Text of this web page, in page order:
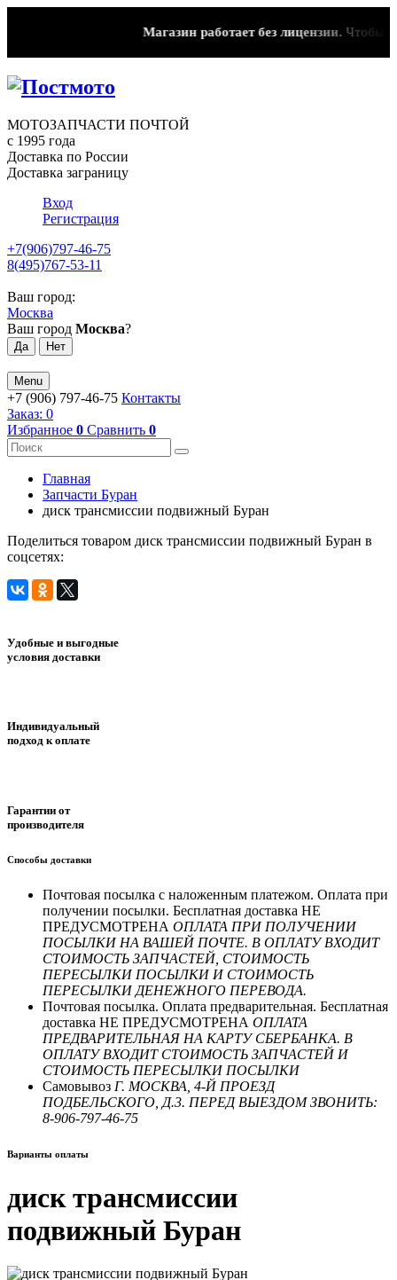
Магазин работает без лицензии.Чтобы
МОТОЗАПЧАСТИ ПОЧТОЙ
с 1995 года
Доставка по России
Доставка заграницу
Вход
Регистрация
+7(906)797-46-75
8(495)767-53-11
Ваш город:
Москва
Ваш город Москва?
Menu
+7 (906) 797-46-75 Контакты
Заказ: 0
Избранное 0 Сравнить 0
Главная
Запчасти Буран
диск трансмиссии подвижный Буран
Поделиться товаром диск трансмиссии подвижный Буран в
соцсетях:
Удобные и выгодные
условия доставки
Индивидуальный
подход к оплате
Гарантии от
производителя
Способы доставки
Почтовая посылка с наложенным платежом. Оплата при
получении посылки. Бесплатная доставка НЕ
ПРЕДУСМОТРЕНА ОПЛАТА ПРИ ПОЛУЧЕНИИ
ПОСЫЛКИ НА ВАШЕЙ ПОЧТЕ. В ОПЛАТУ ВХОДИТ
СТОИМОСТЬ ЗАПЧАСТЕЙ, СТОИМОСТЬ
ПЕРЕСЫЛКИ ПОСЫЛКИ И СТОИМОСТЬ
ПЕРЕСЫЛКИ ДЕНЕЖНОГО ПЕРЕВОДА.
Почтовая посылка. Оплата предварительная. Бесплатная
доставка НЕ ПРЕДУСМОТРЕНА ОПЛАТА
ПРЕДВАРИТЕЛЬНАЯ НА КАРТУ СБЕРБАНКА. В
ОПЛАТУ ВХОДИТ СТОИМОСТЬ ЗАПЧАСТЕЙ И
СТОИМОСТЬ ПЕРЕСЫЛКИ ПОСЫЛКИ
Самовывоз Г. МОСКВА, 4-Й ПРОЕЗД
ПОДБЕЛЬСКОГО, Д.3. ПЕРЕД ВЫЕЗДОМ ЗВОНИТЬ:
8-906-797-46-75
Варианты оплаты
диск трансмиссии
подвижный Буран